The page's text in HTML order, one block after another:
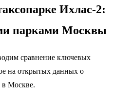
Ихлас-2:
парками Москвы
сравнение ключевых
на открытых данных о
в Москве.